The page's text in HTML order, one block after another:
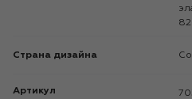
Страна дизайна
Артикул